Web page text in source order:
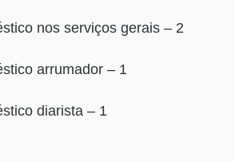
nos serviços gerais – 2
arrumador – 1
diarista – 1